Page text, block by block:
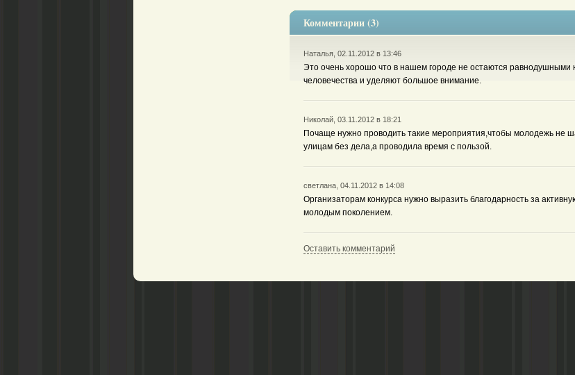
Комментарии (3)
Наталья, 02.11.2012 в 13:46
Это очень хорошо что в нашем городе не остаются равнодушными
человечества и уделяют большое внимание.
Николай, 03.11.2012 в 18:21
Почаще нужно проводить такие мероприятия,чтобы молодежь не
улицам без дела,а проводила время с пользой.
светлана, 04.11.2012 в 14:08
Организаторам конкурса нужно выразить благодарность за
молодым поколением.
Оставить комментарий